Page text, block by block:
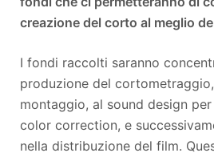
creazione del corto al meglio
I fondi raccolti saranno
produzione del
montaggio, al sound design
color correction, e
nella distribuzione del film.